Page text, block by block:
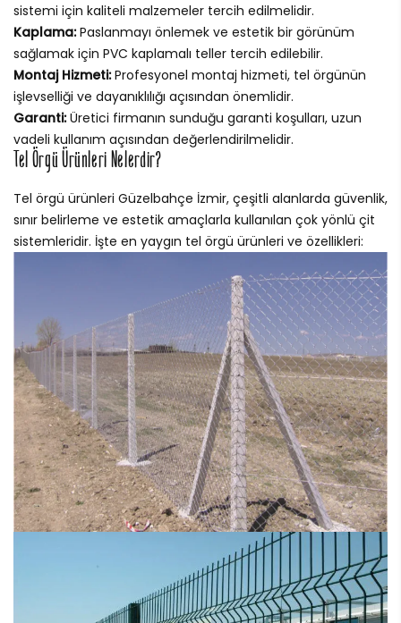
sistemi için kaliteli malzemeler tercih edilmelidir.
Kaplama:Paslanmayı önlemek ve estetik bir görünüm
sağlamak için PVC kaplamalı teller tercih edilebilir.
Montaj Hizmeti:Profesyonel montaj hizmeti, tel örgünün
işlevselliği ve dayanıklılığı açısından önemlidir.
Garanti:Üretici firmanın sunduğu garanti koşulları, uzun
vadeli kullanım açısından değerlendirilmelidir.
Tel Örgü Ürünleri Nelerdir?
Tel örgü ürünleri Güzelbahçe İzmir, çeşitli alanlarda güvenlik,
sınır belirleme ve estetik amaçlarla kullanılan çok yönlü çit
sistemleridir. İşte en yaygın tel örgü ürünleri ve özellikleri: